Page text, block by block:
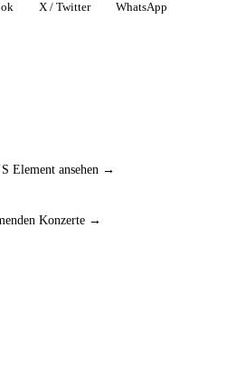
X / Twitter WhatsApp
Element ansehen →
Konzerte →